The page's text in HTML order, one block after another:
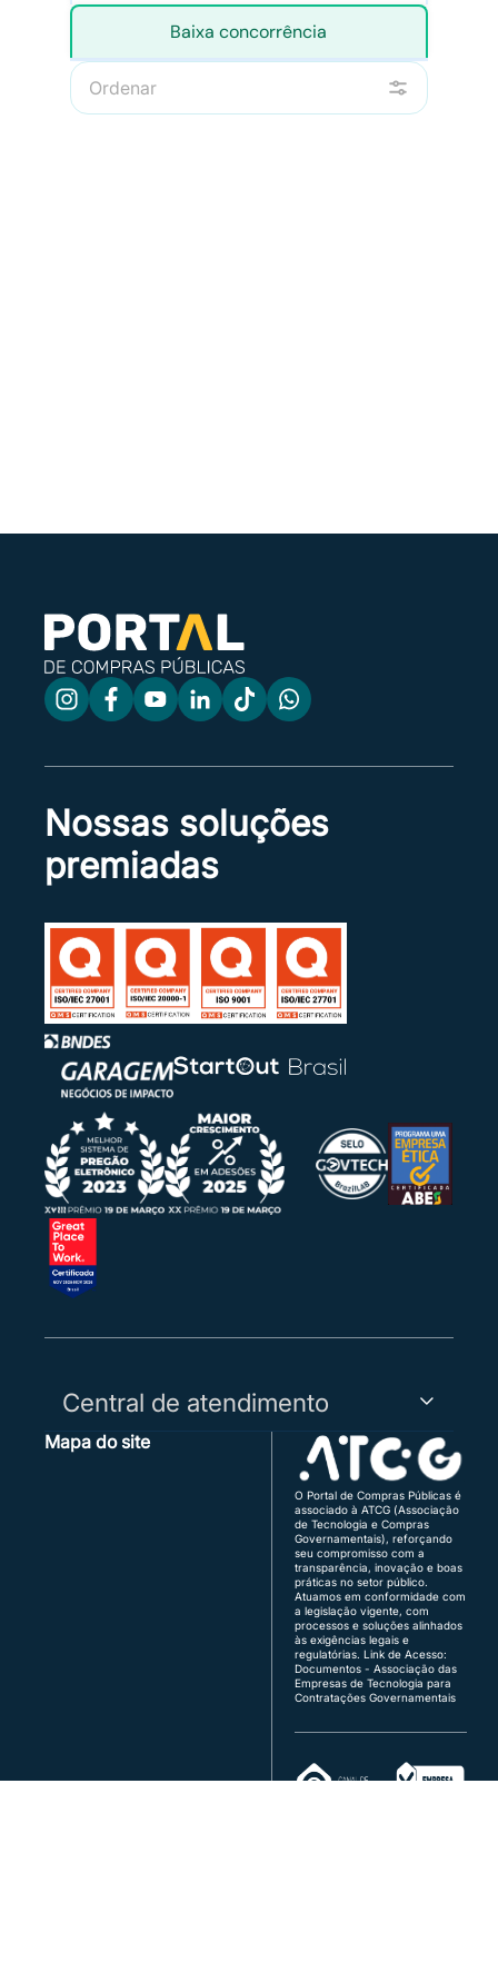
Baixa concorrência
Ordenar
Nossas soluções
premiadas
Central de atendimento
Capitais, Regiões Metropolitanas e WhatsApp:
(48) 3771-4672 | (51) 3103-9615
(61) 3120-3700 | (61) 3142-4887
Atendimento de segunda a sexta, das 8h às 18h
(horário de Brasília), exceto feriados.
Quer vender para o governo?
fornecedor@portaldecompraspublicas.com.b
comprador@portaldecompraspublicas.com.b
Conecte seus sistemas diretamente ao Portal
Mapa do site
O Portal de Compras Públicas é
associado à ATCG (Associação
de Tecnologia e Compras
Governamentais), reforçando
seu compromisso com a
transparência, inovação e boas
práticas no setor público.
Atuamos em conformidade com
a legislação vigente, com
processos e soluções alinhados
às exigências legais e
regulatórias. Link de Acesso:
Documentos - Associação das
Empresas de Tecnologia para
Contratações Governamentais